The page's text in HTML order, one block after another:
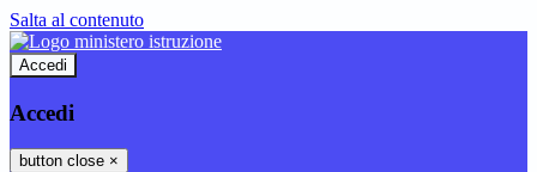
Salta al contenuto
Accedi
Accedi
button close ×